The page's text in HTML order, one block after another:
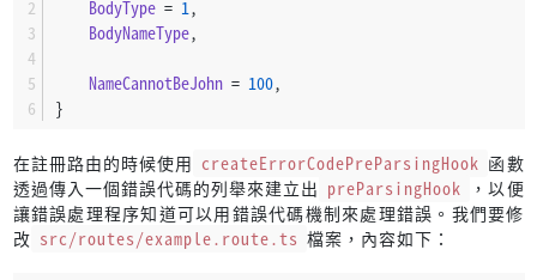
this .name
    }
Logger. warn
        }
else if (typeof
for (const v of error.validation) {
const variantNameTokens = [context, ...v.
BodyType = 1,
BodyNameType,
NameCannotBeJohn = 100,
}
在註冊路由的時候使用 createErrorCodePreParsingHook 函數
透過傳入一個錯誤代碼的列舉來建立出 preParsingHook
，以便
讓錯誤處理程序知道可以用錯誤代碼機制來處理錯誤。我們要修
改 src/routes/example.route.ts 檔案，內容如下：